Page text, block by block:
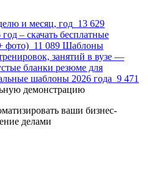
и месяц, год 13 629
– скачать бесплатные
фото) 11 089 Шаблоны
занятий в вузе —
бланки резюме для
шаблоны 2026 года 9 471
демонстрацию
ваши бизнес-
делами